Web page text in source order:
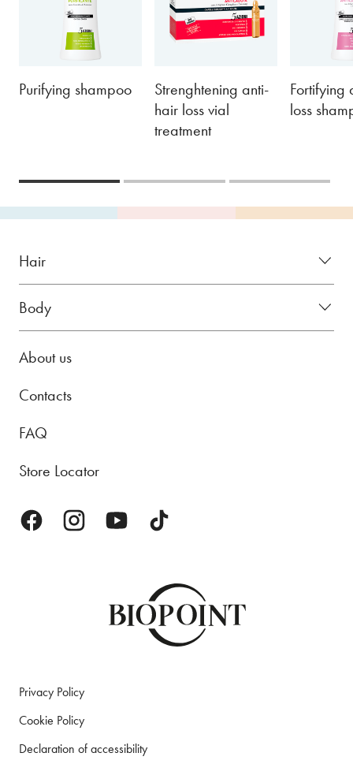
Purifying shampoo
Strenghtening anti-
hair loss vial
treatment
Fortifying
loss
Hair
Body
About us
Contacts
FAQ
Store Locator
Privacy Policy
Cookie Policy
Declaration of accessibility